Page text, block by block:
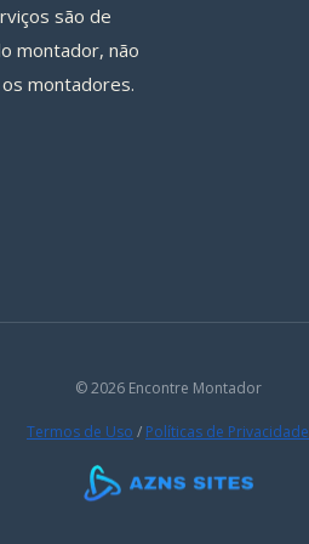
são de
montador, não
montadores.
© 2026 Encontre Montador
Termos de Uso / Políticas de Privacidade